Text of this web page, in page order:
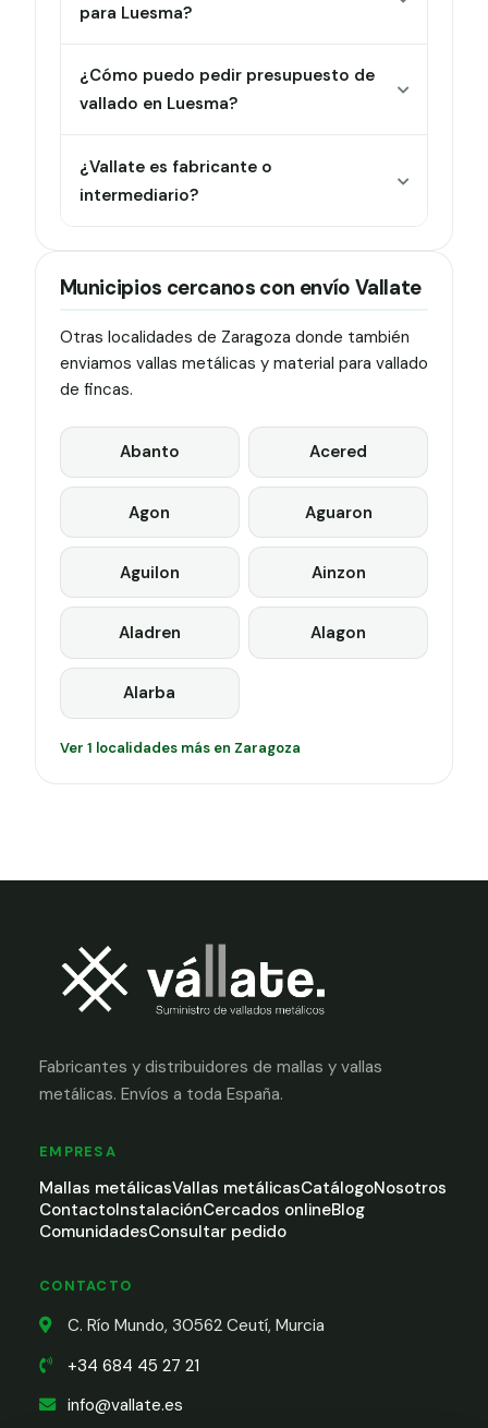
para Luesma?
¿Cómo puedo pedir presupuesto de
vallado en Luesma?
¿Vallate es fabricante o
intermediario?
Municipios cercanos con envío Vallate
Otras localidades de Zaragoza donde también
enviamos vallas metálicas y material para vallado
de fincas.
Abanto Acered
Agon Aguaron
Aguilon Ainzon
Aladren Alagon
Alarba
Ver 1 localidades más en Zaragoza
Fabricantes y distribuidores de mallas y vallas
metálicas. Envíos a toda España.
EMPRESA
Mallas metálicasVallas metálicasCatálogoNosotros
ContactoInstalaciónCercados onlineBlog
ComunidadesConsultar pedido
CONTACTO
C. Río Mundo, 30562 Ceutí, Murcia
+34 684 45 27 21
info@vallate.es